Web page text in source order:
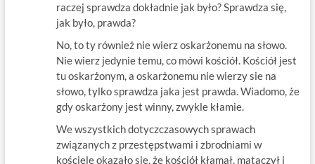
raczej sprawdza dokładnie jak było? Sprawdza się,
jak było, prawda?
No, to ty również nie wierz oskarżonemu na słowo.
Nie wierz jedynie temu, co mówi kościół. Kościół jest
tu oskarżonym, a oskarżonemu nie wierzy sie na
słowo, tylko sprawdza jaka jest prawda. Wiadomo, że
gdy oskarżony jest winny, zwykle kłamie.
We wszystkich dotyczczasowych sprawach
związanych z przestępstwami i zbrodniami w
kościele okazało sie, że kościół kłamał, mataczył i